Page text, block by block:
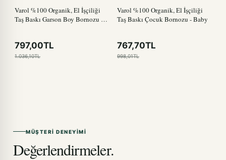
Varol %100 Organik, El İşçiliği
Taş Baskı Garson Boy Bornozu -
797,00TL
1.036,10TL
Varol %100 Organik, El İşçiliği
Taş Baskı Çocuk Bornozu - Baby
767,70TL
998,01TL
MÜŞTERI DENEYIMI
Değerlendirmeler.